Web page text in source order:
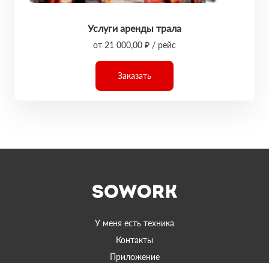
Услуги аренды трала
от 21 000,00 ₽ / рейс
Заказать
У меня есть техника
Контакты
Приложение